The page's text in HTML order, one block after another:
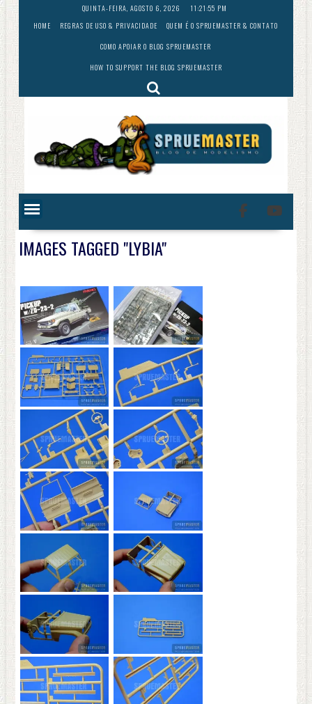
Skip
to
content
QUINTA-FEIRA, AGOSTO 6, 2026
11:21:55 PM
HOME
REGRAS DE USO & PRIVACIDADE
QUEM É O SPRUEMASTER & CONTATO
COMO APOIAR O BLOG SPRUEMASTER
HOW TO SUPPORT THE BLOG SPRUEMASTER
IMAGES TAGGED "LYBIA"